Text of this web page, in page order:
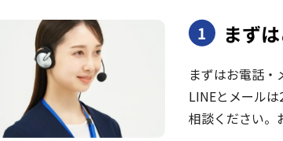
1 まず
まずはお電話・
LINEとメール
相談ください。